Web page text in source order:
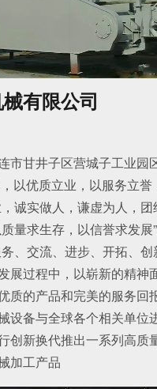
有限公司
市甘井子区营城子工业园
以优质立业，以服务立誉
诚实做人，谦虚为人，团
量求生存，以信誉求发展
、交流、进步、开拓、创
展过程中，以崭新的精神
质的产品和完美的服务回
设备与全球各个相关单位
创新换代推出一系列高质
加工产品